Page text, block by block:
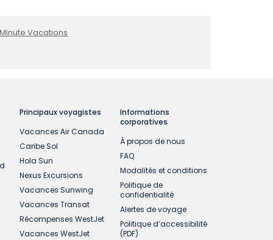
Vacations
Principaux voyagistes
Vacances Air Canada
Caribe Sol
Hola Sun
Nexus Excursions
Vacances Sunwing
Vacances Transat
Récompenses WestJet
Vacances WestJet
Informations
corporatives
À propos de nous
FAQ
Modalités et conditions
Politique de
confidentialité
Alertes de voyage
Politique d’accessibilité
(PDF)